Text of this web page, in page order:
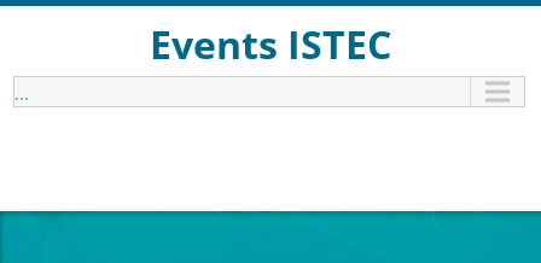
Events ISTEC
...